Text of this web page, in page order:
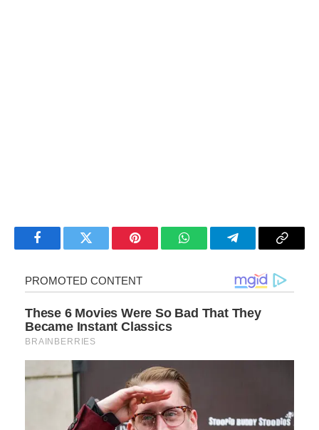
FacebookTwitter Pinterest WhatsAppTelegramCopy